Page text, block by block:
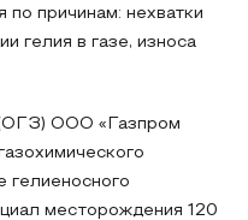
по причинам: нехватки
гелия в газе, износа
(ОГЗ) ООО «Газпром
гелиеносного
месторождения 120